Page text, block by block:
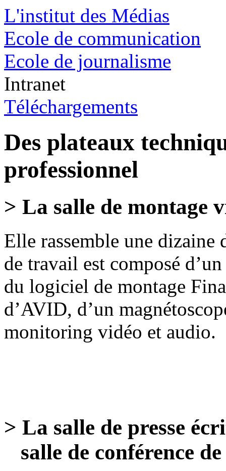
L'institut des Médias
Ecole de communication
Ecole de journalisme
Intranet
Téléchargements
Des plateaux
professionnel
> La salle de montage
Elle rassemble une dizaine
de travail est composé
du logiciel de montage
d’AVID, d’un
monitoring vidéo et audio.
> La salle de presse
salle de conférence